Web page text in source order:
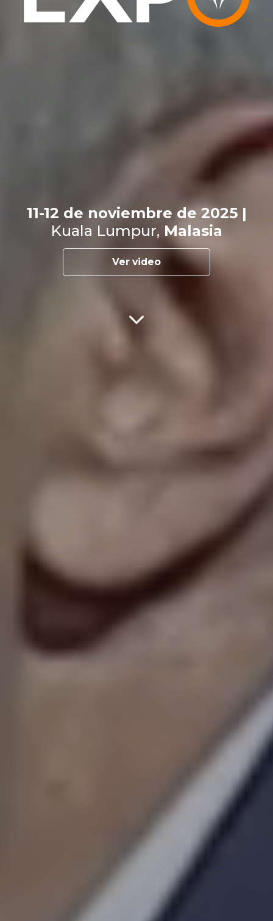
11-12 de noviembre de 2025 |
Kuala Lumpur, Malasia
Ver video